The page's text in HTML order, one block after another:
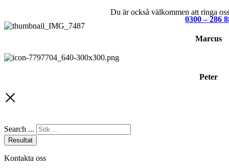
Du är också välkommen att ringa
0300 – 286
Marcus
Peter
Search ...
Resultat
Kontakta oss